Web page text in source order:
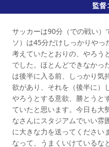
よくある質問セレッソフットサルパ
セレッソ大阪アカデミー
子供の
大人のサッカースクール その他
監督
サッカーは90分（での戦い）
ソ）は45分だけしっかりや
考えていたとおりの、やろう
でした。ほとんどできなかっ
は後半に入る前、しっかり気
欲があり、それを（後半に）
やろうとする意欲、勝とうと
ていたと思います。今日も大
なさんにスタジアムでいい雰
に大きな力を送ってください
なって、うまくいけているな